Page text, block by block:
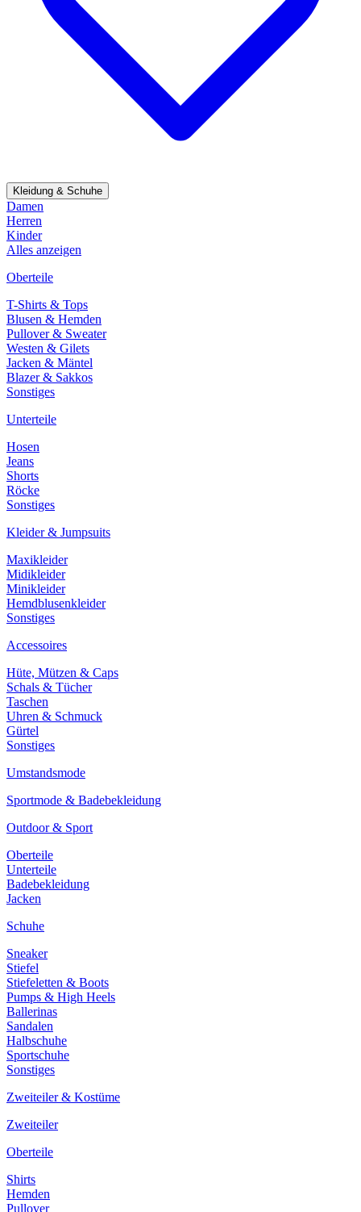
Kleidung & Schuhe
Damen
Herren
Kinder
Alles anzeigen
Oberteile
T-Shirts & Tops
Blusen & Hemden
Pullover & Sweater
Westen & Gilets
Jacken & Mäntel
Blazer & Sakkos
Sonstiges
Unterteile
Hosen
Jeans
Shorts
Röcke
Sonstiges
Kleider & Jumpsuits
Maxikleider
Midikleider
Minikleider
Hemdblusenkleider
Sonstiges
Accessoires
Hüte, Mützen & Caps
Schals & Tücher
Taschen
Uhren & Schmuck
Gürtel
Sonstiges
Umstandsmode
Sportmode & Badebekleidung
Outdoor & Sport
Oberteile
Unterteile
Badebekleidung
Jacken
Schuhe
Sneaker
Stiefel
Stiefeletten & Boots
Pumps & High Heels
Ballerinas
Sandalen
Halbschuhe
Sportschuhe
Sonstiges
Zweiteiler & Kostüme
Zweiteiler
Oberteile
Shirts
Hemden
Pullover